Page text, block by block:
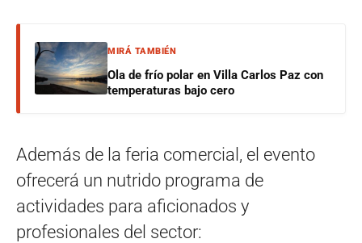
MIRÁ TAMBIÉN
Ola de frío polar en Villa Carlos Paz con
temperaturas bajo cero
Además de la feria comercial, el evento
ofrecerá un nutrido programa de
actividades para aficionados y
profesionales del sector: